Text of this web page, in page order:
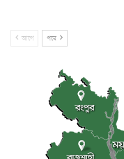
আগে পরে